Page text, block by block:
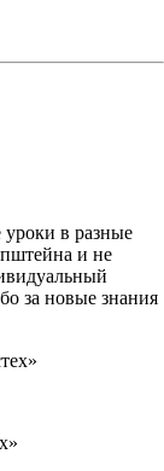
для детей и
института
артиста
руководитель
творчества
в разные
и не
за новые знания